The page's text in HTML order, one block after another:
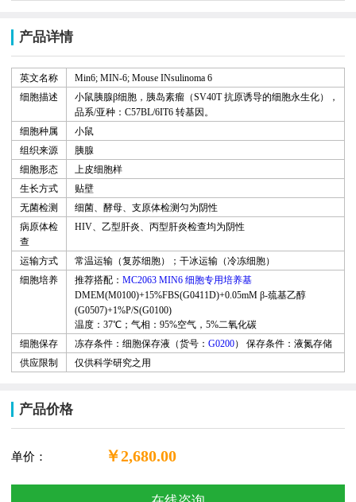
产品详情
英文名称 Min6; MIN-6; Mouse INsulinoma 6
细胞描述
小鼠胰腺β细胞，胰岛素瘤（SV40T 抗原诱导的细胞永生化）
，
品系/亚种： C57BL/6IT6 转基因。
细胞种属
小鼠
组织来源
胰腺
细胞形态
上皮细胞样
生长方式
贴壁
无菌检测
细菌、酵母、支原体检测匀为阴性
病原体检
查
HIV、乙型肝炎、丙型肝炎检查均为阴性
运输方式 常温运输（复苏细胞）
；干冰运输（冷冻细胞）
细胞培养
推荐搭配： MC2063 MIN6 细胞专用培养基
DMEM(M0100)+15%FBS(G0411D)+0.05mM β-巯基乙醇
(G0507)+1%P/S(G0100)
温度：37℃；气相：95%空气，5%二氧化碳
细胞保存
冻存条件：细胞保存液（货号： G0200）
保存条件：液氮存储
供应限制
仅供科学研究之用
产品价格
单价： ￥2,680.00